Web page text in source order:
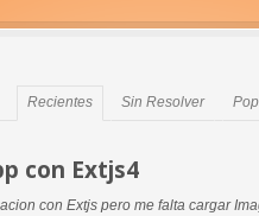
Sin Resolver
Recientes
con Extjs4
con Extjs pero me falta cargar